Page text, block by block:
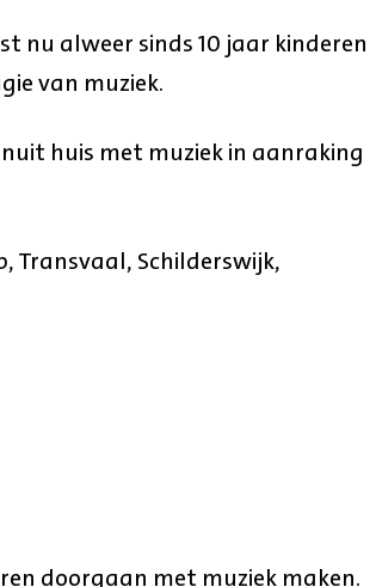
nu alweer sinds 10 jaar kinderen
van muziek.
huis met muziek in aanraking
Transvaal, Schilderswijk,
doorgaan met muziek maken.